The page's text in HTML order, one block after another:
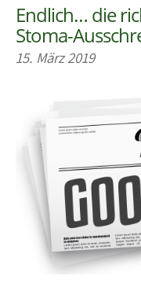
Endlich… die
Stoma-
15. März 2019